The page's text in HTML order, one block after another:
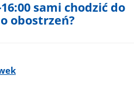
sami chodzić do
obostrzeń?